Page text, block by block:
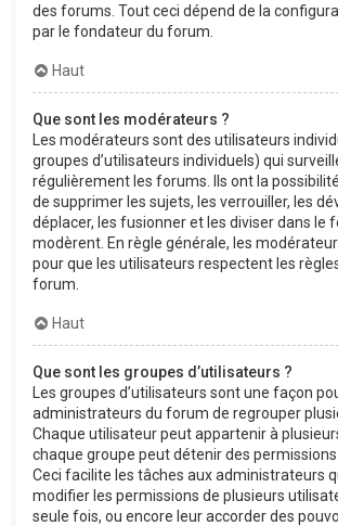
des forums. Tout ceci dépend de la
par le fondateur du forum.
Haut
Que sont les modérateurs ?
Les modérateurs sont des utilisateurs
groupes d’utilisateurs individuels) qui
régulièrement les forums. Ils ont la
de supprimer les sujets, les verrouiller, les
déplacer, les fusionner et les diviser dans le
modèrent. En règle générale, les
pour que les utilisateurs respectent les
forum.
Haut
Que sont les groupes d’utilisateurs ?
Les groupes d’utilisateurs sont une façon
administrateurs du forum de regrouper
Chaque utilisateur peut appartenir à
chaque groupe peut détenir des permissions
Ceci facilite les tâches aux administrateurs
modifier les permissions de plusieurs
seule fois, ou encore leur accorder des